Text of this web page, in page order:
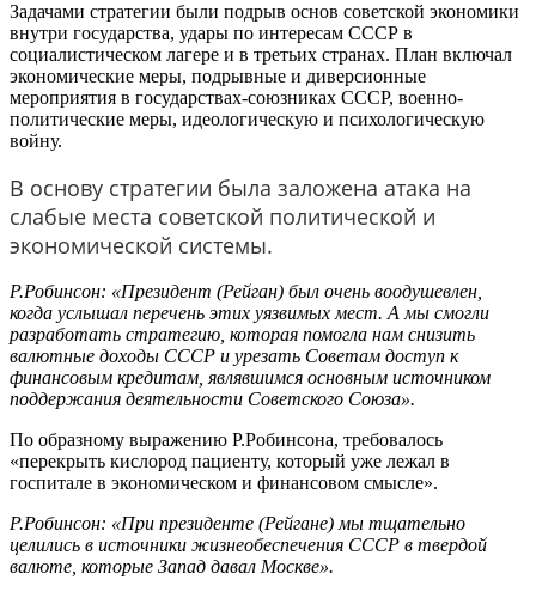
Задачами стратегии были подрыв основ советской экономики
внутри государства, удары по интересам СССР в
социалистическом лагере и в третьих странах. План включал
экономические меры, подрывные и диверсионные
мероприятия в государствах-союзниках СССР, военно-
политические меры, идеологическую и психологическую
войну.
В основу стратегии была заложена атака на
слабые места советской политической и
экономической системы.
Р.Робинсон: «Президент (Рейган) был очень воодушевлен,
когда услышал перечень этих уязвимых мест. А мы смогли
разработать стратегию, которая помогла нам снизить
валютные доходы СССР и урезать Советам доступ к
финансовым кредитам, являвшимся основным источником
поддержания деятельности Советского Союза».
По образному выражению Р.Робинсона, требовалось
«перекрыть кислород пациенту, который уже лежал в
госпитале в экономическом и финансовом смысле».
Р.Робинсон: «При президенте (Рейгане) мы тщательно
целились в источники жизнеобеспечения СССР в твердой
валюте, которые Запад давал Москве».